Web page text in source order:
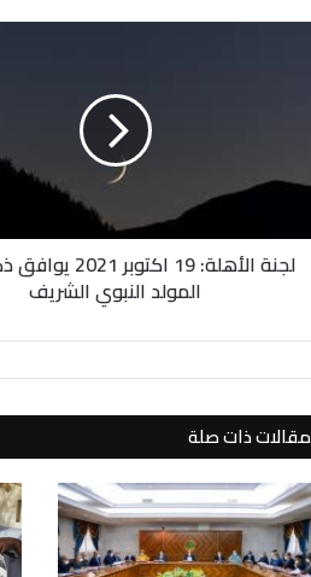
لجنة الأهلة: 19
المولد النبوي الشريف
مقالات ذات صلة